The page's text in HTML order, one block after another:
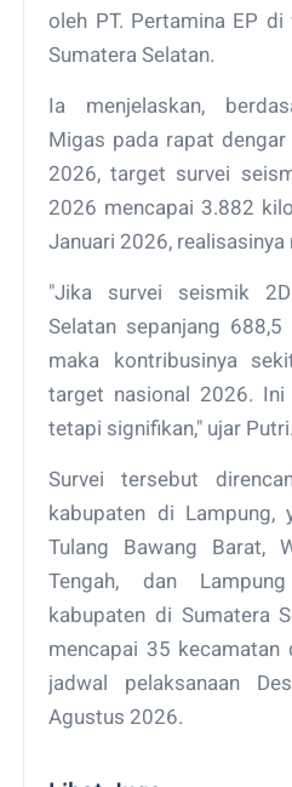
oleh PT. Pertamina EP
Sumatera Selatan.
Ia menjelaskan,
Migas pada rapat
2026, target survei
2026 mencapai 3.882
Januari 2026,
"Jika survei seismik 2D
Selatan sepanjang
maka kontribusinya
target nasional 2026. Ini
tetapi signifikan," ujar Putri.
Survei tersebut
kabupaten di Lampung,
Tulang Bawang Barat,
Tengah, dan
kabupaten di Sumatera
mencapai 35 kecamatan
jadwal pelaksanaan
Agustus 2026.